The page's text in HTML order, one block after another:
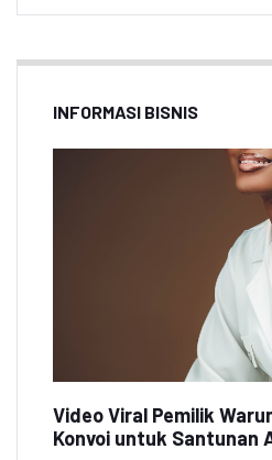
INFORMASI BISNIS
Video Viral Pemilik
Konvoi untuk Santunan